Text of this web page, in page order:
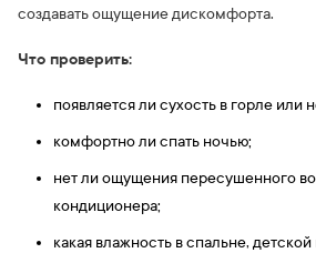
создавать ощущение дискомфорта.
Что проверить:
появляется ли сухость в горле или
комфортно ли спать ночью;
нет ли ощущения пересушенного
кондиционера;
какая влажность в спальне,